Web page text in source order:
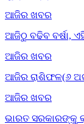
ଆଜିର ଖବର
ଆଜିଠୁ ବଢିବ ବର୍ଷା,
ଆଜିର ଖବର
ଆଜିର ରାଶିଫଳ(୬
ଆଜିର ଖବର
ଭାରତ ସରକାରଙ୍କୁ